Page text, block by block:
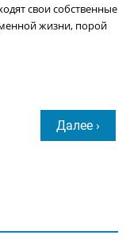
свои собственные
жизни, порой
Далее ›